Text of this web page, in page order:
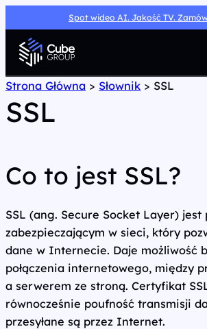
Spot wideo AI. Jakość TV.
Usługi
Jak możemy pomóc
Case Study
Kariera
Strona Główna > Słownik > SSL
SSL
Co to jest SSL?
SSL (ang. Secure Socket Layer) jest
zabezpieczającym w sieci, który
dane w Internecie. Daje możliwość
połączenia internetowego, między
a serwerem ze stroną. Certyfikat
równocześnie poufność transmisji
przesyłane są przez Internet.